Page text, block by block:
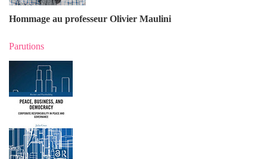
Hommage au professeur Olivier Maulini
Parutions